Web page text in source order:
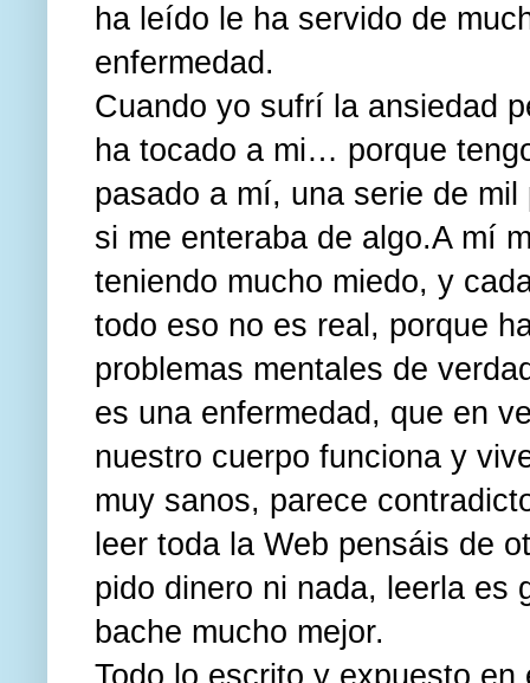
ha leído le ha servido de
enfermedad.
Cuando yo sufrí la ansiedad
ha tocado a mi… porque
pasado a mí, una serie de
si me enteraba de algo.A mí
teniendo mucho miedo, y
todo eso no es real, porque
problemas mentales de
es una enfermedad, que en
nuestro cuerpo funciona y
muy sanos, parece
leer toda la Web pensáis de
pido dinero ni nada, leerla es
bache mucho mejor.